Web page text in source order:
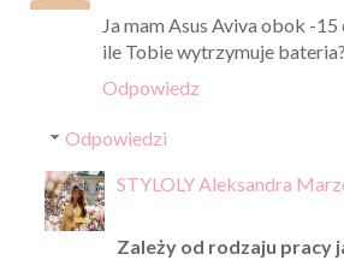
Ja mam Asus Aviva obok -15
ile Tobie wytrzymuje bateria?
Odpowiedz
Odpowiedzi
STYLOLY Aleksandra
Zależy od rodzaju pracy